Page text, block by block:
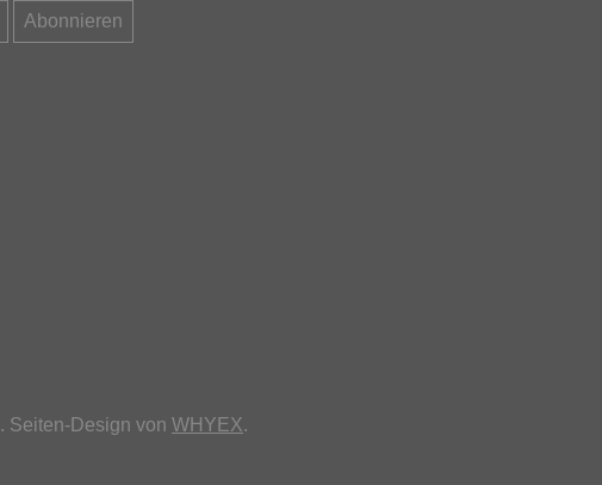
. Seiten-Design von WHYEX.